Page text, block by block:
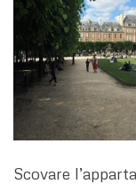
Scovare